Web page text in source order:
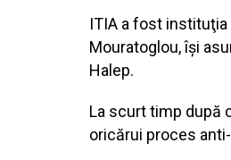
ITIA a fost
Mouratoglou, îşi
Halep.
La scurt timp după
oricărui proces